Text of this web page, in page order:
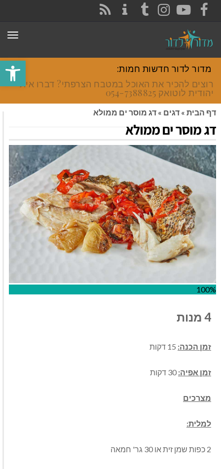
פתח
FACEBOOK
YOUTUBE
INSTAGRAM
TUMBLR
מדור לדור חדשות חמות:
רוצים להכיר את האוכל במטבח הצרפתי? דברו איתי
יהודית לוטואק 054-7388825.
דף הבית » דגים » דג מוסר ים ממולא
דג מוסר ים ממולא
100%
4 מנות
זמן הכנה:
זמן אפיה:
מצרכים
למלית:
2 כפות שמן זית או 30 גר' חמאה